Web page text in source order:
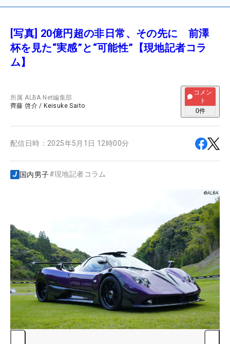
[写真] 20億円超の非日常、その先に 前澤
杯を見た“実感”と“可能性”【現地記者コラ
ム】
所属ALBA Net編集部
齊藤 啓介 / Keisuke Saito
コメン
ト
0件
配信日時： 2025年5月1日 12時00分
国内男子#現地記者コラム